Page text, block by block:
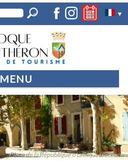
▼
MENU
Place de la République© La Roque d'Anthéron